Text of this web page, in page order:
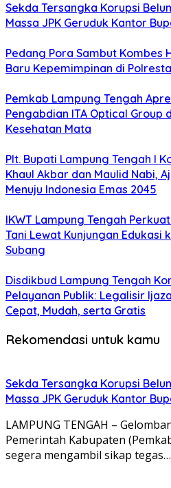
Sekda Tersangka Korupsi
Massa JPK Geruduk Kantor
Pedang Pora Sambut Kombes
Baru Kepemimpinan di
Pemkab Lampung Tengah
Pengabdian ITA Optical Group
Kesehatan Mata
Plt. Bupati Lampung Tengah I
Khaul Akbar dan Maulid Nabi,
Menuju Indonesia Emas 2045
IKWT Lampung Tengah
Tani Lewat Kunjungan Edukasi
Subang
Disdikbud Lampung Tengah
Pelayanan Publik: Legalisir
Cepat, Mudah, serta Gratis
Rekomendasi untuk kamu
Sekda Tersangka Korupsi
Massa JPK Geruduk Kantor
LAMPUNG TENGAH –
Pemerintah Kabupaten
segera mengambil sikap tegas…